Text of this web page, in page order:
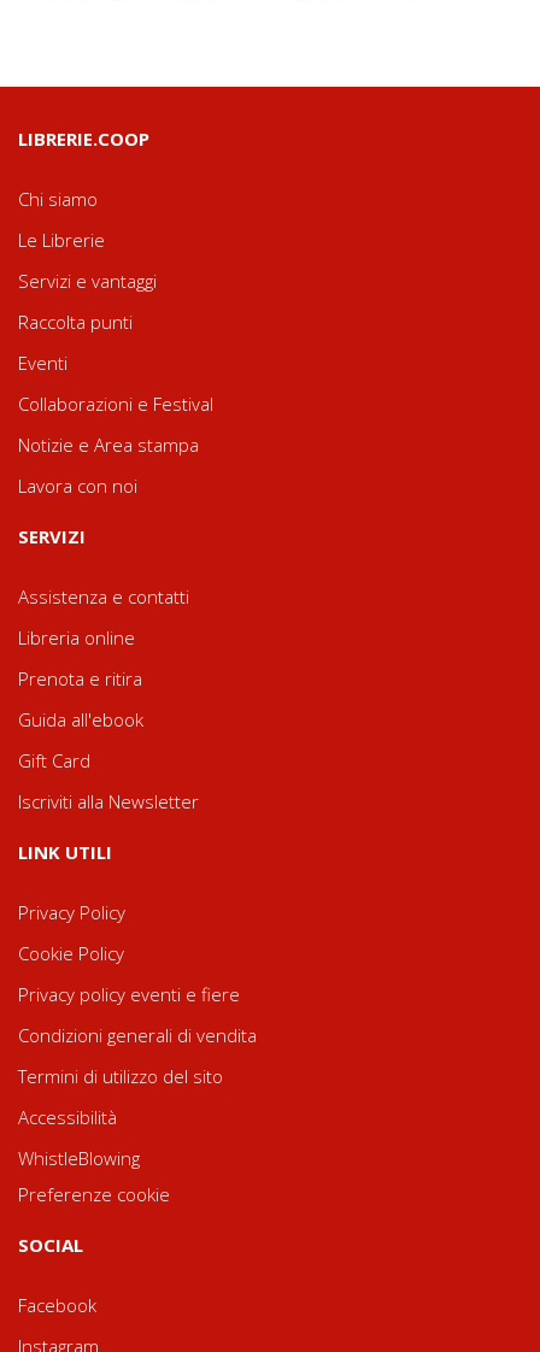
LIBRERIE.COOP
Chi siamo
Le Librerie
Servizi e vantaggi
Raccolta punti
Eventi
Collaborazioni e Festival
Notizie e Area stampa
Lavora con noi
SERVIZI
Assistenza e contatti
Libreria online
Prenota e ritira
Guida all'ebook
Gift Card
Iscriviti alla Newsletter
LINK UTILI
Privacy Policy
Cookie Policy
Privacy policy eventi e fiere
Condizioni generali di vendita
Termini di utilizzo del sito
Accessibilità
WhistleBlowing
Preferenze cookie
SOCIAL
Facebook
Instagram